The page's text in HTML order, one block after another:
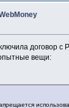
договор
вещи: